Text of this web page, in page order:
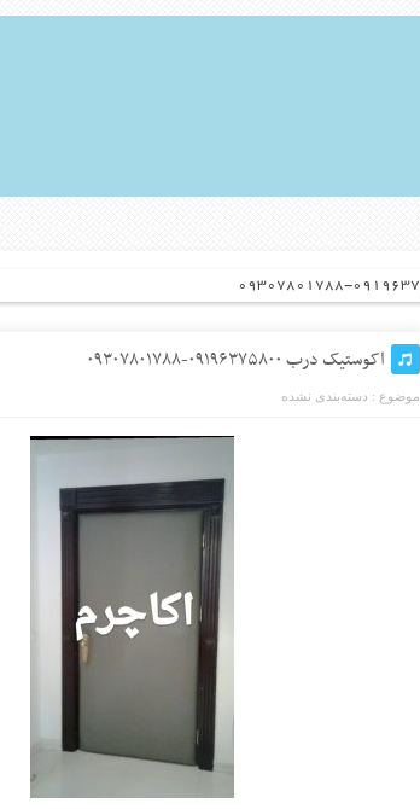
اکوستیک درب ۰۹۱۹۶۳۷۵۸۰۰-۰۹۳۰۷۸۰۱۷۸۸
موضوع : دسته‌بندی نشده